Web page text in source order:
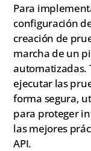
Para
configuración
creación de
marcha de un
automatizadas.
ejecutar las
forma segura,
para proteger
las mejores
API.